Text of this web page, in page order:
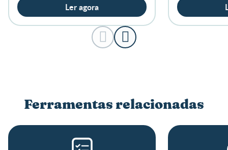
Ler agora
Ferramentas relacionadas